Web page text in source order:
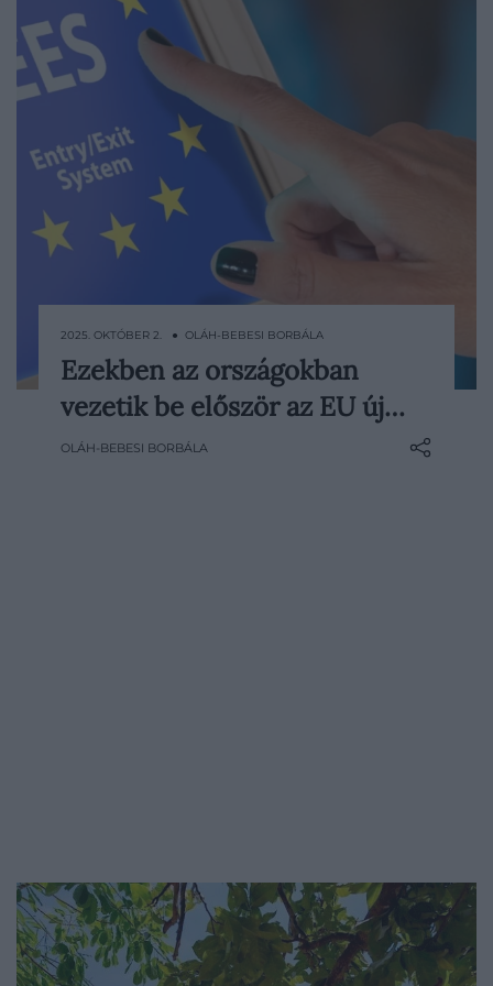
Október 12-től élesben indul az Európai
Unió új beléptetőrendszere, az Entry/Exit
System (EES).
2025. OKTÓBER 2. ● OLÁH-BEBESI BORBÁLA
Ezekben az országokban
vezetik be először az EU új…
OLÁH-BEBESI BORBÁLA